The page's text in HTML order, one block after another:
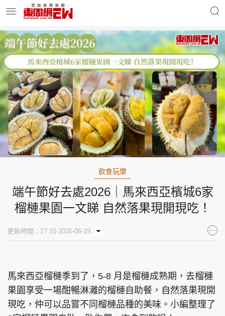
明星名人 時事財經
東周Ladies 優享生活
東周食玩通 會員活動
玄學靈異 東周專欄
東周刊 cazbuyer 東Touch
飲食玩樂
端午節好去處2026｜馬來西亞檳城6家
榴槤果園一文睇 自然落果現開現吃！
更新時間：17:10 2026-06-19
馬來西亞榴槤季到了，5-8 月是榴槤成熟期，去榴槤
果園享受一場酣暢淋灕的榴槤自助餐，自然落果現開
現吃，仲可以品嘗不同榴槤品種的美味。小編整理了